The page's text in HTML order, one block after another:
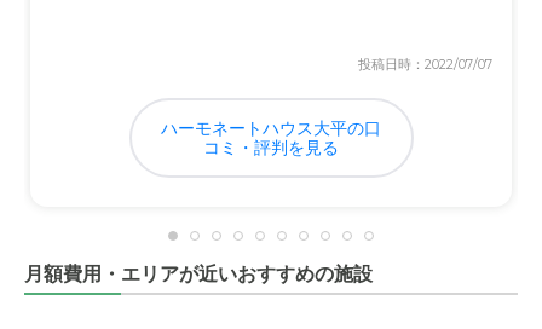
他の施設同様の部分とそうでない部分がありました。洗剤
徴収ということです。
投稿日時：2022/07/07
ハーモネートハウス大平の口
コミ・評判を見る
月額費用・エリアが近いおすすめの施設